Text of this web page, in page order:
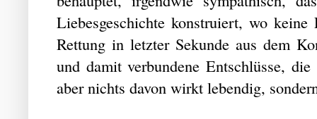
Liebesgeschichte konstruiert, wo
Rettung in letzter Sekunde aus dem
und damit verbundene Entschlüsse,
aber nichts davon wirkt lebendig,